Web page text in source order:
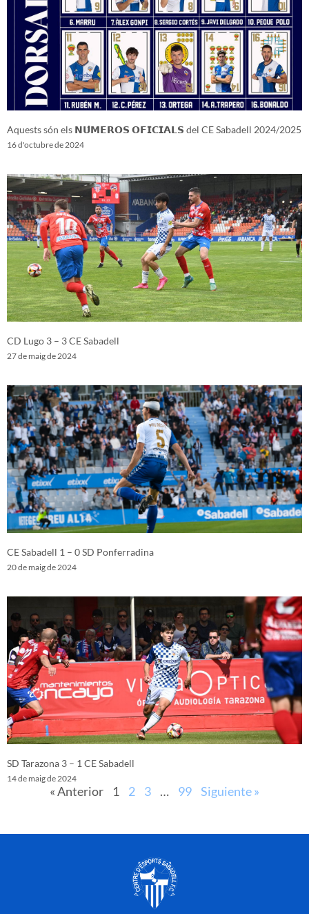
Aquests són els 𝗡𝗨́𝗠𝗘𝗥𝗢𝗦 𝗢𝗙𝗜𝗖𝗜𝗔𝗟𝗦 del CE Sabadell 2024/2025
16 d'octubre de 2024
CD Lugo 3 – 3 CE Sabadell
27 de maig de 2024
CE Sabadell 1 – 0 SD Ponferradina
20 de maig de 2024
SD Tarazona 3 – 1 CE Sabadell
14 de maig de 2024
« Anterior 1 2 3 … 99 Siguiente »